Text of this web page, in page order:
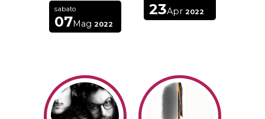
sabato
07Mag 2022
23Apr 2022